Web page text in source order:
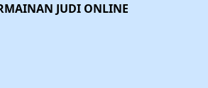
JUDI ONLINE